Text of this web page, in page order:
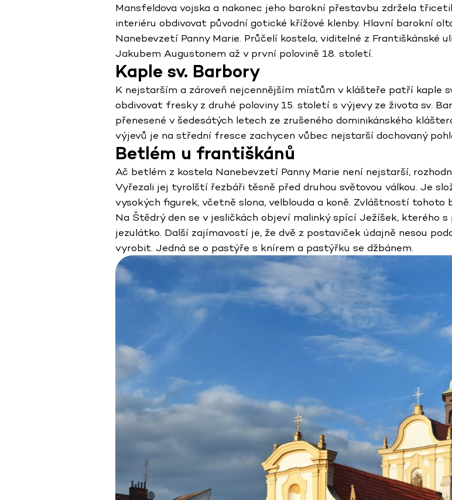
Mansfeldova vojska a nakonec jeho barokní přestavbu zdržela
interiéru obdivovat původní gotické křížové klenby. Hlavní barokní
Nanebevzetí Panny Marie. Průčelí kostela, viditelné z Františkánské
Jakubem Augustonem až v první polovině 18. století.
Kaple sv. Barbory
K nejstarším a zároveň nejcennějším místům v klášteře patří kaple
obdivovat fresky z druhé poloviny 15. století s výjevy ze života sv.
přenesené v šedesátých letech ze zrušeného dominikánského
výjevů je na střední fresce zachycen vůbec nejstarší dochovaný
Betlém u františkánů
Ač betlém z kostela Nanebevzetí Panny Marie není nejstarší,
Vyřezali jej tyrolští řezbáři těsně před druhou světovou válkou. Je
vysokých figurek, včetně slona, velblouda a koně. Zvláštností tohoto
Na Štědrý den se v jesličkách objeví malinký spící Ježíšek, kterého
jezulátko. Další zajímavostí je, že dvě z postaviček údajně nesou
vyrobit. Jedná se o pastýře s knírem a pastýřku se džbánem.